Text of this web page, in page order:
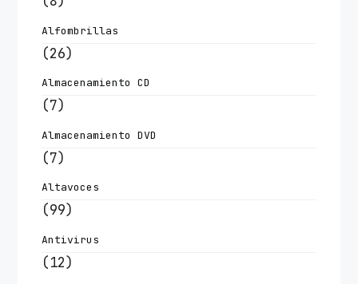
Alfombrillas
(26)
Almacenamiento CD
(7)
Almacenamiento DVD
(7)
Altavoces
(99)
Antivirus
(12)